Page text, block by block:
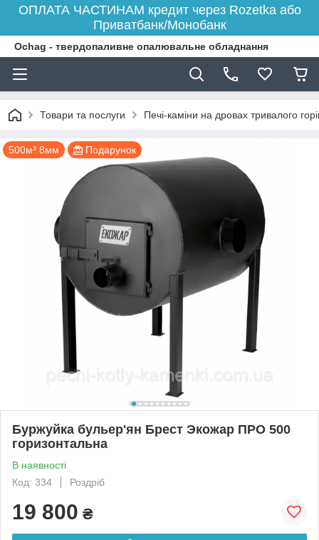
ОПЛАТА ЧАСТИНАМ кредит через Rozetka або
Приватбанк/Монобанк
Ochag - твердопаливне опалювальне обладнання
Товари та послуги Печі-каміни на дровах тривалого
500м³ 8мм Подарунок
Буржуйка бульер'ян Брест Экожар ПРО 500
горизонтальна
В наявності
Код: 334
Роздріб
19 800 ₴